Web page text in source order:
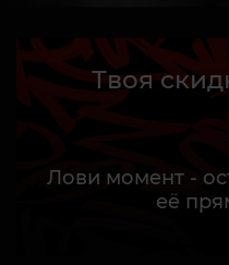
Твоя
Лови момент -
её